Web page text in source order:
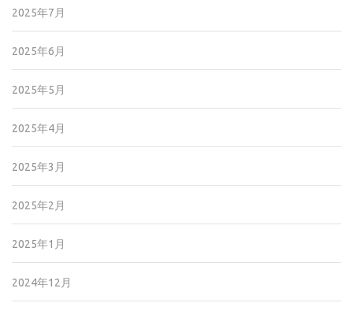
2025年7月
2025年6月
2025年5月
2025年4月
2025年3月
2025年2月
2025年1月
2024年12月